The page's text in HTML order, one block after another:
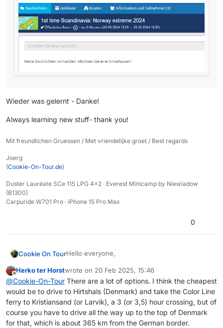
Wieder was gelernt - Danke!
Always learning new stuff- thank you!
Mit freundlichen Gruessen / Met vriendelijke groet / Best regards
Joerg
(Cookie-On-Tour.de)
Duster Lauréate SCe 115 LPG 4x2 · Everest Minicamp by Niewiadow
(B1300)
Carpuride W701 Pro · iPhone 15 Pro Max
0
Cookie On TourHello everyone,
This year we would like to go to Norway. 2
people, a car with trailer. We come from the
Aachen region, so we have to drive through
half of Germany before we arrive in northern
Germany. I was in Sweden last year. Fantastic.
Now, as I said, it's going to be Norway, and we
Offline
Herko ter Horstwrote on 20 Feb 2025, 15:46
last edited by
@Cookie-On-Tour There are a lot of options. I think the cheapest
would be to drive to Hirtshals (Denmark) and take the Color Line
ferry to Kristiansand (or Larvik), a 3 (or 3,5) hour crossing, but of
course you have to drive all the way up to the top of Denmark
for that, which is about 365 km from the German border.